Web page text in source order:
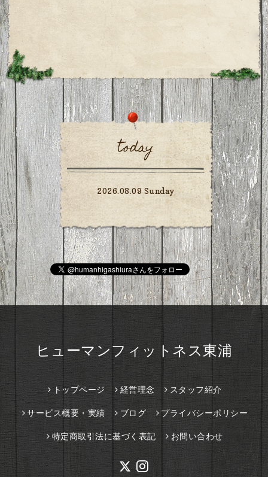
today
2026.08.09 Sunday
ヒューマンフィットネス東浦
トップページ 経営理念 スタッフ紹介
サービス概要・実績 ブログ プライバシーポリシー
特定商取引法に基づく表記 お問い合わせ